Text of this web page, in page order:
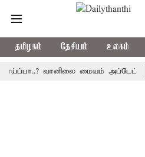
தமிழகம் தேசியம் உலகம்
வானிலை மையம் அப்டேட்